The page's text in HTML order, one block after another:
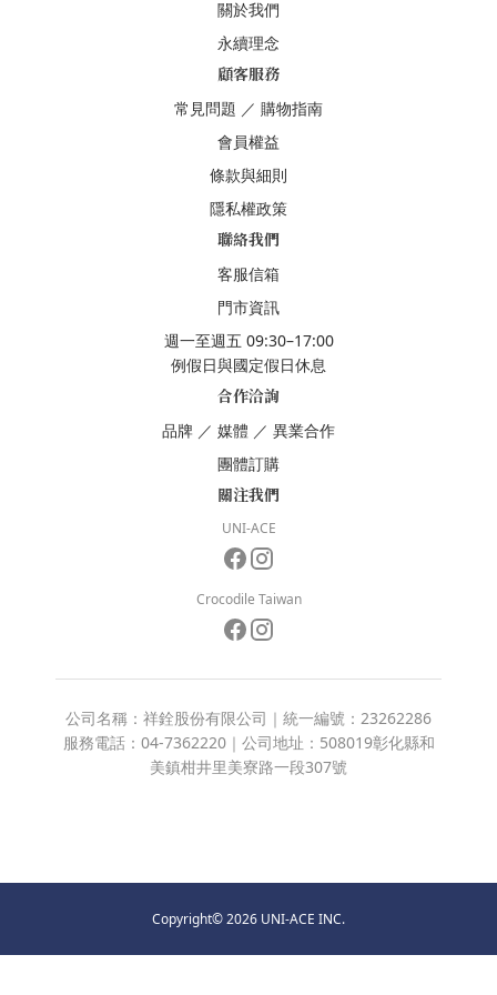
關於我們
永續理念
顧客服務
常見問題 ／ 購物指南
會員權益
條款與細則
隱私權政策
聯絡我們
客服信箱
門市資訊
週一至週五 09:30–17:00
例假日與國定假日休息
合作洽詢
品牌 ／ 媒體 ／ 異業合作
團體訂購
關注我們
UNI-ACE
Crocodile Taiwan
公司名稱：祥銓股份有限公司｜統一編號：23262286
服務電話：04-7362220｜公司地址：508019彰化縣和
美鎮柑井里美寮路一段307號
Copyright© 2026 UNI-ACE INC.